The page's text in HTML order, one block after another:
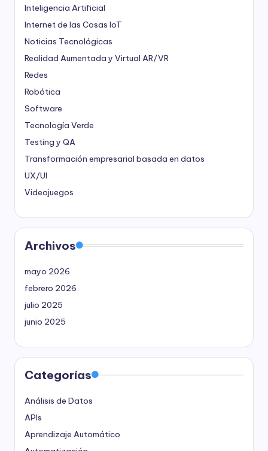
Inteligencia Artificial
Internet de las Cosas IoT
Noticias Tecnológicas
Realidad Aumentada y Virtual AR/VR
Redes
Robótica
Software
Tecnología Verde
Testing y QA
Transformación empresarial basada en datos
UX/UI
Videojuegos
Archivos
mayo 2026
febrero 2026
julio 2025
junio 2025
Categorías
Análisis de Datos
APIs
Aprendizaje Automático